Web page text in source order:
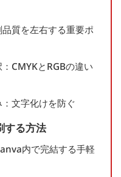
質を左右する重要ポ
CMYKとRGBの違い
文字化けを防ぐ
する方法
内で完結する手軽